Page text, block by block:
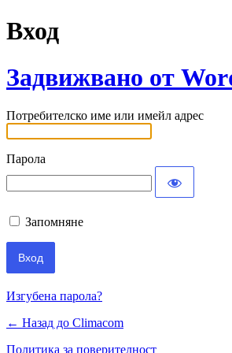
Вход
Задвижвано от
Потребителско име или имейл адрес
Парола
Запомняне
Изгубена парола?
← Назад до Climacom
Политика за поверителност